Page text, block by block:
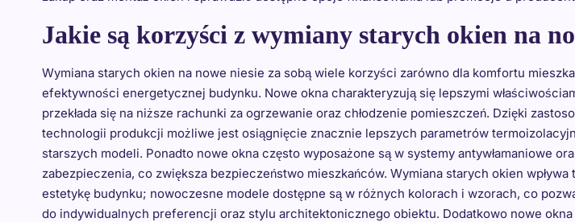
Jakie są korzyści z wymiany starych okien na
Wymiana starych okien na nowe niesie za sobą wiele korzyści zarówno dla komfortu
efektywności energetycznej budynku. Nowe okna charakteryzują się lepszymi
przekłada się na niższe rachunki za ogrzewanie oraz chłodzenie pomieszczeń. Dzięki
technologii produkcji możliwe jest osiągnięcie znacznie lepszych parametrów
starszych modeli. Ponadto nowe okna często wyposażone są w systemy antywłamaniowe
zabezpieczenia, co zwiększa bezpieczeństwo mieszkańców. Wymiana starych okien wpływa
estetykę budynku; nowoczesne modele dostępne są w różnych kolorach i wzorach, co
do indywidualnych preferencji oraz stylu architektonicznego obiektu. Dodatkowo nowe okna